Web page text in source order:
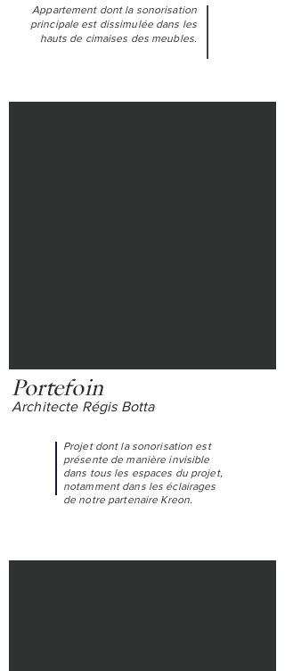
Appartement dont la sonorisation
principale est dissimulée dans les
hauts de cimaises des meubles.
Portefoin
Architecte Régis Botta
Projet dont la sonorisation est
présente de manière invisible
dans tous les espaces du projet,
notamment dans les éclairages
de notre partenaire Kreon.